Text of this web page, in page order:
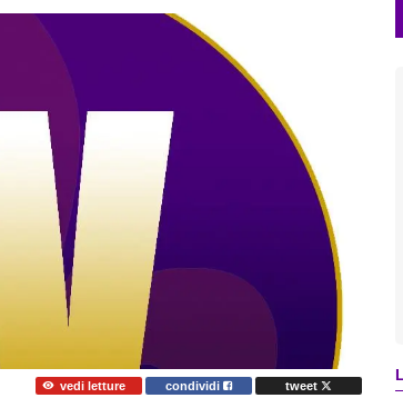
vedi letture condividi
tweet